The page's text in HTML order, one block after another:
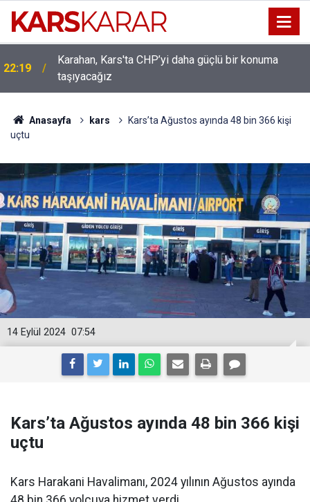
22:19
Karahan, Kars'ta CHP’yi daha güçlü bir konuma
taşıyacağız
Anasayfa kars
Kars’ta Ağustos ayında 48 bin 366 kişi
uçtu
07:54
14 Eylül 2024
Kars’ta Ağustos ayında 48 bin 366 kişi
uçtu
Kars Harakani Havalimanı, 2024 yılının Ağustos ayında